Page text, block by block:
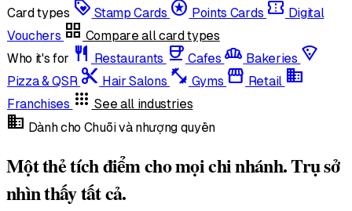
Card types loyalty Stamp Cards stars Points Cards confirmation_number Digital
Vouchers grid_view Compare all card types
Who it's for restaurant Restaurants coffee Cafes bakery_dining Bakeries local_pizza
Pizza & QSR content_cut Hair Salons fitness_center Gyms storefront Retail domain
Franchises apps See all industries
domain Dành cho Chuỗi và nhượng quyền
Một thẻ tích điểm cho mọi chi nhánh. Trụ sở
nhìn thấy tất cả.